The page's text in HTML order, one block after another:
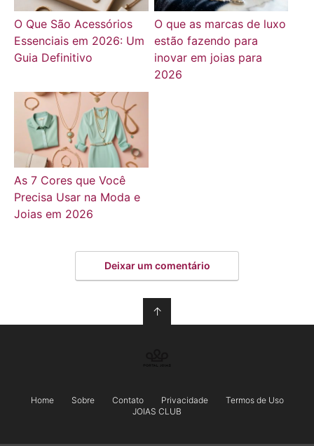
O Que São Acessórios
Essenciais em 2026: Um
Guia Definitivo
O que as marcas de luxo
estão fazendo para
inovar em joias para
2026
As 7 Cores que Você
Precisa Usar na Moda e
Joias em 2026
Deixar um comentário
↑
Home Sobre Contato Privacidade
Termos de Uso
JOIAS CLUB